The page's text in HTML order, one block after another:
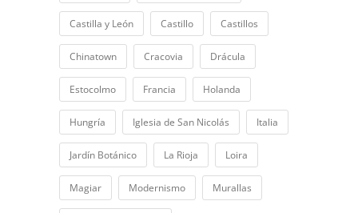
Castilla y León Castillo Castillos
Chinatown Cracovia Drácula
Estocolmo Francia Holanda
Hungría Iglesia de San Nicolás Italia
Jardín Botánico La Rioja Loira
Magiar Modernismo Murallas